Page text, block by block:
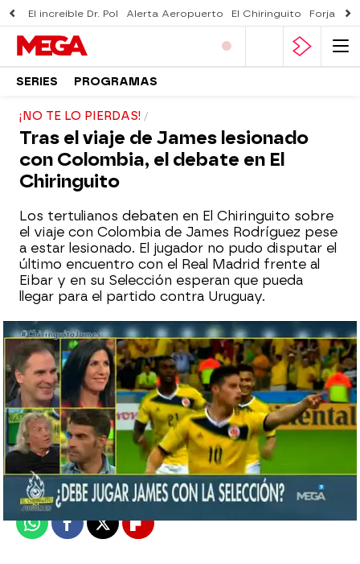
El increíble Dr. Pol Alerta Aeropuerto El Chiringuito Forjado
SERIES PROGRAMAS
¡NO TE LO PIERDAS!
Tras el viaje de James lesionado
con Colombia, el debate en El
Chiringuito
Los tertulianos debaten en El Chiringuito sobre
el viaje con Colombia de James Rodríguez pese
a estar lesionado. El jugador no pudo disputar el
último encuentro con el Real Madrid frente al
Eibar y en su Selección esperan que pueda
llegar para el partido contra Uruguay.
mega
Madrid
Publicado: 12 de febrero de 2018, 13:02
WhatsappFacebook
X Flipboard